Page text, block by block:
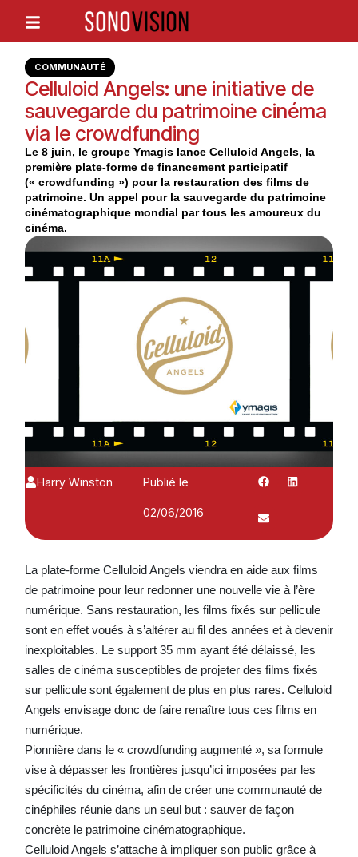
COMMUNAUTÉ
Celluloid Angels: une initiative de
sauvegarde du patrimoine cinéma
via le crowdfunding
Le 8 juin, le groupe Ymagis lance Celluloid Angels, la
première plate-forme de financement participatif
(« crowdfunding ») pour la restauration des films de
patrimoine. Un appel pour la sauvegarde du patrimoine
cinématographique mondial par tous les amoureux du
cinéma.
Harry Winston
Publié le
02/06/2016
La plate-forme Celluloid Angels viendra en aide aux films
de patrimoine pour leur redonner une nouvelle vie à l’ère
numérique. Sans restauration, les films fixés sur pellicule
sont en effet voués à s’altérer au fil des années et à devenir
inexploitables. Le support 35 mm ayant été délaissé, les
salles de cinéma susceptibles de projeter des films fixés
sur pellicule sont également de plus en plus rares. Celluloid
Angels envisage donc de faire renaître tous ces films en
numérique.
Pionnière dans le « crowdfunding augmenté », sa formule
vise à dépasser les frontières jusqu’ici imposées par les
spécificités du cinéma, afin de créer une communauté de
cinéphiles réunie dans un seul but : sauver de façon
concrète le patrimoine cinématographique.
Celluloid Angels s’attache à impliquer son public grâce à